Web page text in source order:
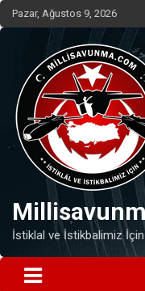
Skip
to
Pazar, Ağustos 9, 2026
İstiklal ve İstikbalimiz